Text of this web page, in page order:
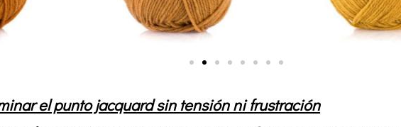
el punto jacquard sin tensión ni frustración